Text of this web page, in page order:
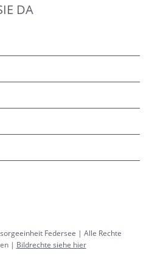
DA
Federsee | Alle Rechte
| Bildrechte siehe hier